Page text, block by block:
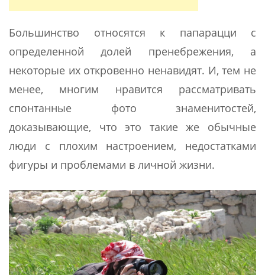
Большинство относятся к папарацци с
определенной долей пренебрежения, а
некоторые их откровенно ненавидят. И, тем не
менее, многим нравится рассматривать
спонтанные фото знаменитостей,
доказывающие, что это такие же обычные
люди с плохим настроением, недостатками
фигуры и проблемами в личной жизни.